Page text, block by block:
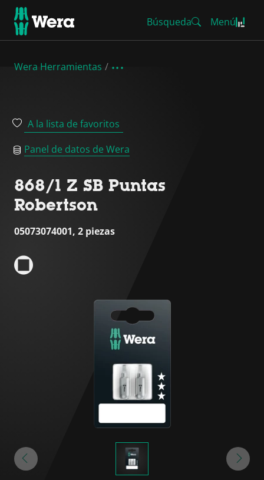
Búsqueda Menú
Wera Herramientas
A la lista de favoritos
Panel de datos de Wera
868/1 Z SB Puntas
Robertson
05073074001, 2 piezas